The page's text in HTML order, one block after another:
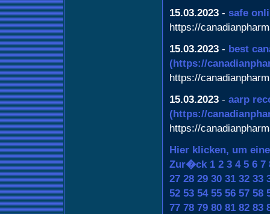
15.03.2023 - safe
https://
15.03.2023 - best
(https://
https://
15.03.2023 - aarp
(https://
https://
Hier klicken, um
Zur�ck 1 2 3 4 5 6 7
27 28 29 30 31 32 33
52 53 54 55 56 57 58
77 78 79 80 81 82 83